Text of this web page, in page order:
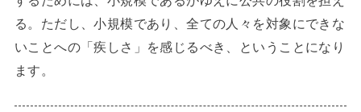
る。ただし、小規模であり、全ての人々を対象にできな
いことへの「疾しさ」を感じるべき、ということになり
ます。